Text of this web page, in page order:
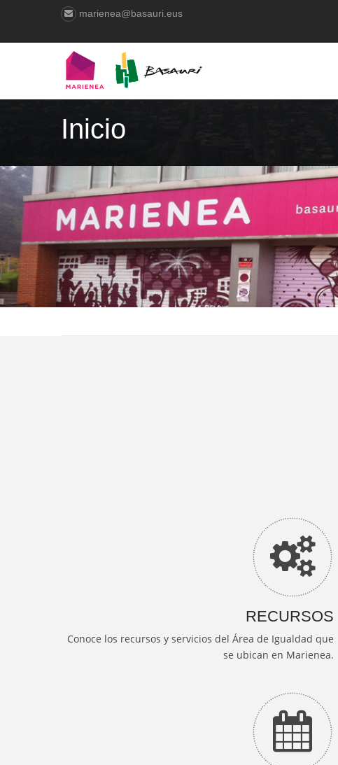
marienea@basauri.eus
Inicio
RECURSOS
Conoce los recursos y servicios del Área de Igualdad que
se ubican en Marienea.